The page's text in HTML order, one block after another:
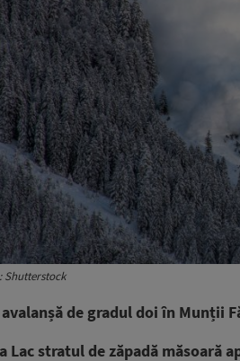
Shutterstock
avalanșă de gradul doi în Munții
Lac stratul de zăpadă măsoară